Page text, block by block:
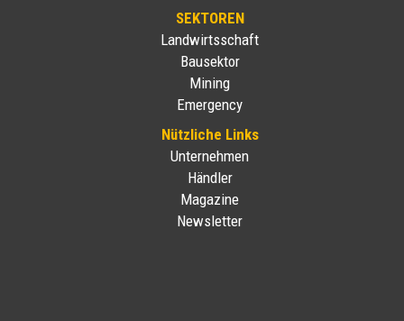
SEKTOREN
Landwirtsschaft
Bausektor
Mining
Emergency
Nützliche Links
Unternehmen
Händler
Magazine
Newsletter